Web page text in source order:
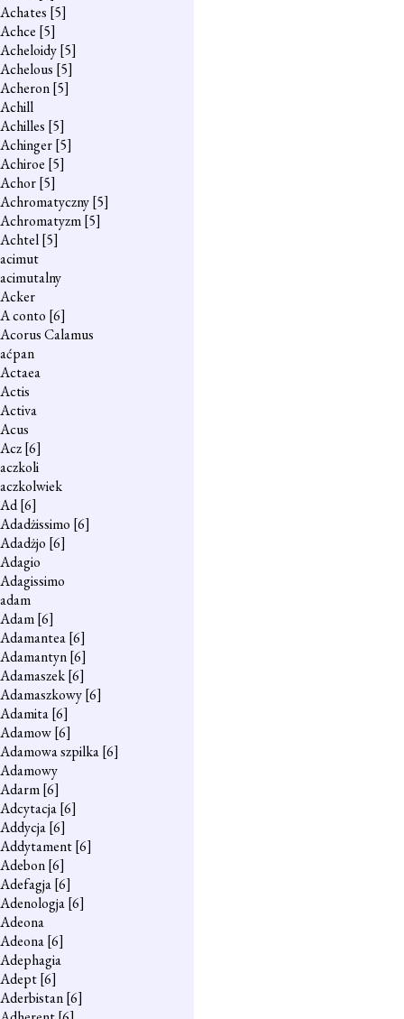
Achates [5]
Achce [5]
Acheloidy[5]
Achelous [5]
Acheron[5]
Achill
Achilles [5]
Achinger[5]
Achiroe [5]
Achor[5]
Achromatyczny[5]
Achromatyzm[5]
Achtel[5]
acimut
acimutalny
Acker
A conto [6]
Acorus Calamus
aćpan
Actaea
Actis
Activa
Acus
Acz[6]
aczkoli
aczkolwiek
Ad[6]
Adadżissimo [6]
Adadżjo [6]
Adagio
Adagissimo
adam
Adam[6]
Adamantea[6]
Adamantyn[6]
Adamaszek[6]
Adamaszkowy[6]
Adamita[6]
Adamow[6]
Adamowa szpilka[6]
Adamowy
Adarm[6]
Adcytacja[6]
Addycja[6]
Addytament[6]
Adebon[6]
Adefagja[6]
Adenologja[6]
Adeona
Adeona[6]
Adephagia
Adept[6]
Aderbistan[6]